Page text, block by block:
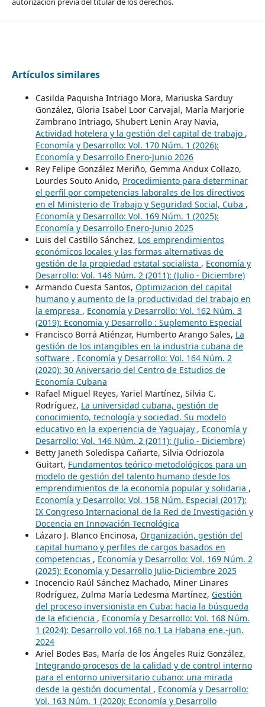
Artículos similares
Casilda Paquisha Intriago Mora, Mariuska Sarduy
González, Gloria Isabel Loor Carvajal, María Marjorie
Zambrano Intriago, Shubert Lenin Aray Navia,
Actividad hotelera y la gestión del capital de trabajo ,
Economía y Desarrollo: Vol. 170 Núm. 1 (2026):
Economía y Desarrollo Enero-Junio 2026
Rey Felipe González Meriño, Gemma Andux Collazo,
Lourdes Souto Anido, Procedimiento para determinar
el perfil por competencias laborales de los directivos
en el Ministerio de Trabajo y Seguridad Social, Cuba ,
Economía y Desarrollo: Vol. 169 Núm. 1 (2025):
Economía y Desarrollo Enero-Junio 2025
Luis del Castillo Sánchez, Los emprendimientos
económicos locales y las formas alternativas de
gestión de la propiedad estatal socialista , Economía y
Desarrollo: Vol. 146 Núm. 2 (2011): (Julio - Diciembre)
Armando Cuesta Santos, Optimizacion del capital
humano y aumento de la productividad del trabajo en
la empresa , Economía y Desarrollo: Vol. 162 Núm. 3
(2019): Economia y Desarrollo : Suplemento Especial
Francisco Borrá Atiénzar, Humberto Arango Sales, La
gestión de los intangibles en la industria cubana de
software , Economía y Desarrollo: Vol. 164 Núm. 2
(2020): 30 Aniversario del Centro de Estudios de
Economía Cubana
Rafael Miguel Reyes, Yariel Martínez, Silvia C.
Rodríguez, La universidad cubana, gestión de
conocimiento, tecnología y sociedad. Su modelo
educativo en la experiencia de Yaguajay , Economía y
Desarrollo: Vol. 146 Núm. 2 (2011): (Julio - Diciembre)
Betty Janeth Soledispa Cañarte, Silvia Odriozola
Guitart, Fundamentos teórico-metodológicos para un
modelo de gestión del talento humano desde los
emprendimientos de la economía popular y solidaria ,
Economía y Desarrollo: Vol. 158 Núm. Especial (2017):
IX Congreso Internacional de la Red de Investigación y
Docencia en Innovación Tecnológica
Lázaro J. Blanco Encinosa, Organización, gestión del
capital humano y perfiles de cargos basados en
competencias , Economía y Desarrollo: Vol. 169 Núm. 2
(2025): Economía y Desarrollo Julio-Diciembre 2025
Inocencio Raúl Sánchez Machado, Miner Linares
Rodríguez, Zulma María Ledesma Martínez, Gestión
del proceso inversionista en Cuba: hacia la búsqueda
de la eficiencia , Economía y Desarrollo: Vol. 168 Núm.
1 (2024): Desarrollo vol.168 no.1 La Habana ene.-jun.
2024
Ariel Bodes Bas, María de los Ángeles Ruiz González,
Integrando procesos de la calidad y de control interno
para el entorno universitario cubano: una mirada
desde la gestión documental , Economía y Desarrollo:
Vol. 163 Núm. 1 (2020): Economía y Desarrollo